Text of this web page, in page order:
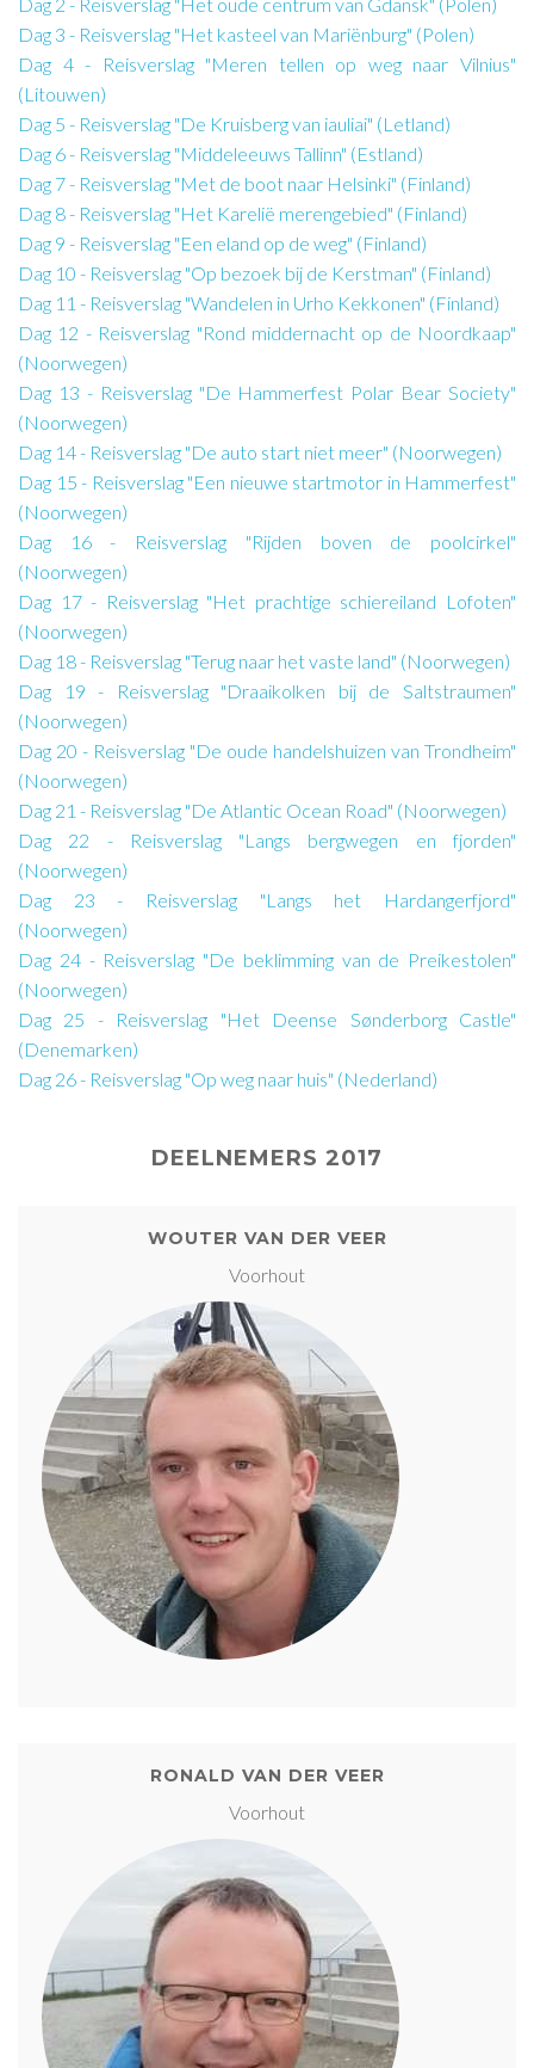
Dag 3 - Reisverslag "Het kasteel van Mariënburg" (Polen)
Dag 4 - Reisverslag "Meren tellen op weg naar Vilnius"
(Litouwen)
Dag 5 - Reisverslag "De Kruisberg van iauliai" (Letland)
Dag 6 - Reisverslag "Middeleeuws Tallinn" (Estland)
Dag 7 - Reisverslag "Met de boot naar Helsinki" (Finland)
Dag 8 - Reisverslag "Het Karelië merengebied" (Finland)
Dag 9 - Reisverslag "Een eland op de weg" (Finland)
Dag 10 - Reisverslag "Op bezoek bij de Kerstman" (Finland)
Dag 11 - Reisverslag "Wandelen in Urho Kekkonen" (Finland)
Dag 12 - Reisverslag "Rond middernacht op de Noordkaap"
(Noorwegen)
Dag 13 - Reisverslag "De Hammerfest Polar Bear Society"
(Noorwegen)
Dag 14 - Reisverslag "De auto start niet meer" (Noorwegen)
Dag 15 - Reisverslag "Een nieuwe startmotor in Hammerfest"
(Noorwegen)
Dag 16 - Reisverslag "Rijden boven de poolcirkel"
(Noorwegen)
Dag 17 - Reisverslag "Het prachtige schiereiland Lofoten"
(Noorwegen)
Dag 18 - Reisverslag "Terug naar het vaste land" (Noorwegen)
Dag 19 - Reisverslag "Draaikolken bij de Saltstraumen"
(Noorwegen)
Dag 20 - Reisverslag "De oude handelshuizen van Trondheim"
(Noorwegen)
Dag 21 - Reisverslag "De Atlantic Ocean Road" (Noorwegen)
Dag 22 - Reisverslag "Langs bergwegen en fjorden"
(Noorwegen)
Dag 23 - Reisverslag "Langs het Hardangerfjord"
(Noorwegen)
Dag 24 - Reisverslag "De beklimming van de Preikestolen"
(Noorwegen)
Dag 25 - Reisverslag "Het Deense Sønderborg Castle"
(Denemarken)
Dag 26 - Reisverslag "Op weg naar huis" (Nederland)
DEELNEMERS 2017
WOUTER VAN DER VEER
Voorhout
RONALD VAN DER VEER
Voorhout